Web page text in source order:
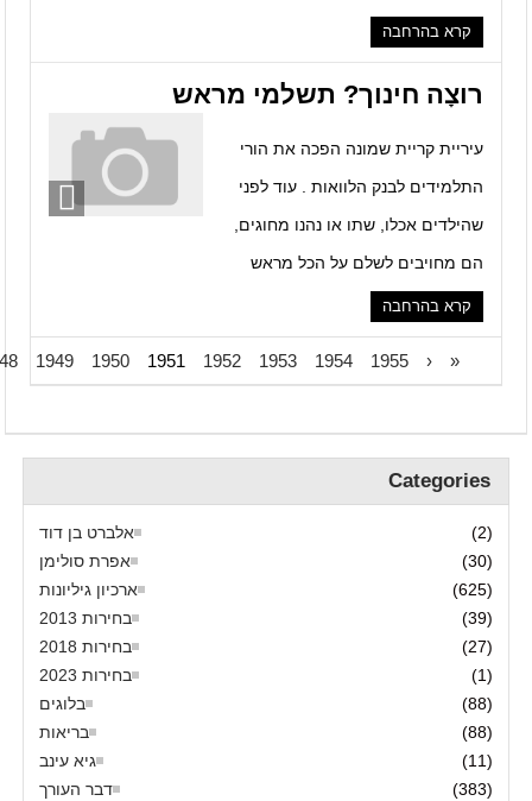
קרא בהרחבה
רוצָה חינוך? תשלמי מראש
עיריית קריית שמונה הפכה את הורי
התלמידים לבנק הלוואות . עוד לפני
שהילדים אכלו, שתו או נהנו מחוגים,
הם מחויבים לשלם על הכל מראש
קרא בהרחבה
«
‹
1949 1950 1951 1952 1953 1954 1955
Categories
אלברט בן דוד
(2)
אפרת סולימן
(30)
ארכיון גיליונות
(625)
בחירות 2013
(39)
בחירות 2018
(27)
בחירות 2023
(1)
בלוגים
(88)
בריאות
(88)
גיא עינב
(11)
דבר העורך
(383)